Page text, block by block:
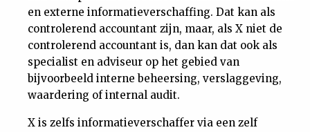
en externe informatieverschaffing. Dat kan als
controlerend accountant zijn, maar, als X niet de
controlerend accountant is, dan kan dat ook als
specialist en adviseur op het gebied van
bijvoorbeeld interne beheersing, verslaggeving,
waardering of internal audit.
X is zelfs informatieverschaffer via een zelf